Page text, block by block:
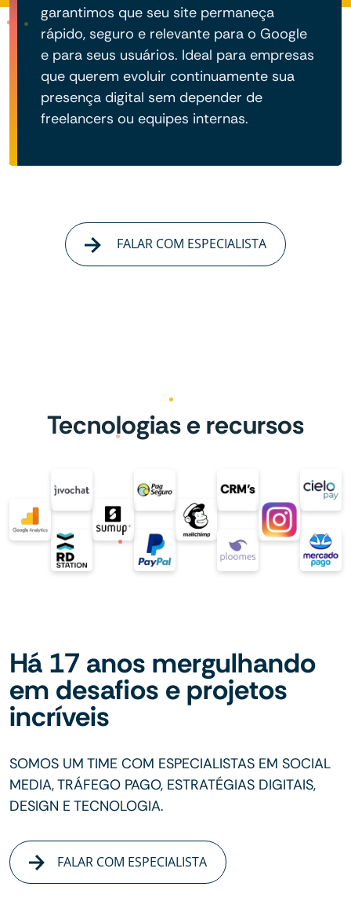
garantimos que seu site permaneça
rápido, seguro e relevante para o Google
e para seus usuários. Ideal para empresas
que querem evoluir continuamente sua
presença digital sem depender de
freelancers ou equipes internas.
FALAR COM ESPECIALISTA
Tecnologias e recursos
Há 17 anos mergulhando
em desafios e projetos
incríveis
SOMOS UM TIME COM ESPECIALISTAS EM SOCIAL
MEDIA, TRÁFEGO PAGO, ESTRATÉGIAS DIGITAIS,
DESIGN E TECNOLOGIA.
FALAR COM ESPECIALISTA